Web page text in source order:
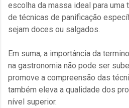
escolha da massa ideal para uma
de técnicas de panificação
sejam doces ou salgados.
Em suma, a importância da
na gastronomia não pode ser
promove a compreensão das
também eleva a qualidade dos
nível superior.